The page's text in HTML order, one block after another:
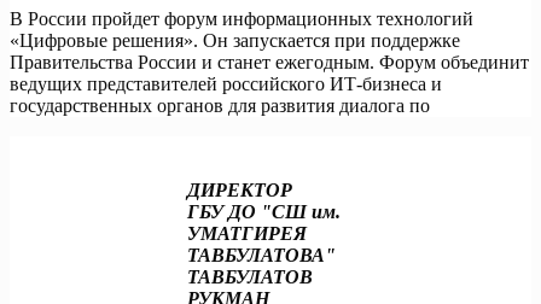
В России пройдет форум информационных технологий
«Цифровые решения». Он запускается при поддержке
Правительства России и станет ежегодным. Форум объединит
ведущих представителей российского ИТ-бизнеса и
государственных органов для развития диалога по
ДИРЕКТОР
ГБУ ДО "СШ им.
УМАТГИРЕЯ
ТАВБУЛАТОВА"
ТАВБУЛАТОВ
РУКМАН